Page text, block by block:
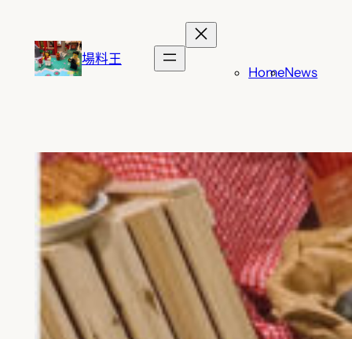
場料王
HomeNews